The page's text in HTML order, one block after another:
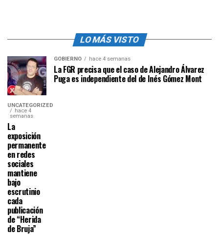
LO MÁS VISTO
GOBIERNO hace 4 semanas
La FGR precisa que el caso de Alejandro Álvarez
Puga es independiente del de Inés Gómez Mont
UNCATEGORIZED
hace 4
semanas
La
exposición
permanente
en redes
sociales
mantiene
bajo
escrutinio
cada
publicación
de “Herida
de Bruja”